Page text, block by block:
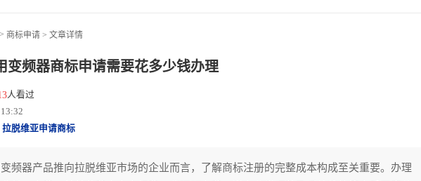
> 商标申请 > 文章详情
变频器商标申请需要花多少钱办理
人看过
拉脱维亚申请商标
频器产品推向拉脱维亚市场的企业而言，了解商标注册的完整成本构成至关重要。办理